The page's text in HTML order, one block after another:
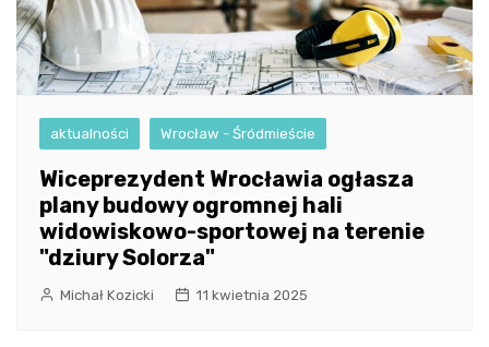
aktualności Wrocław - Śródmieście
Wiceprezydent Wrocławia ogłasza
plany budowy ogromnej hali
widowiskowo-sportowej na terenie
"dziury Solorza"
Michał Kozicki 11 kwietnia 2025